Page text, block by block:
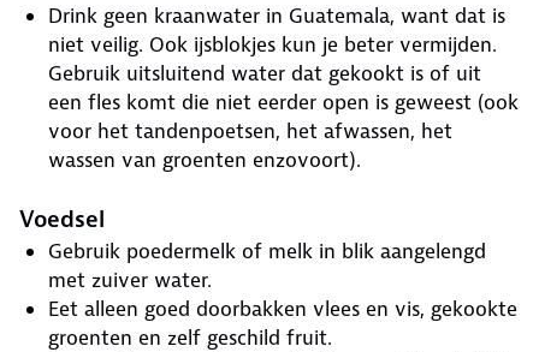
Drink geen kraanwater in Guatemala, want dat is
niet veilig. Ook ijsblokjes kun je beter vermijden.
Gebruik uitsluitend water dat gekookt is of uit
een fles komt die niet eerder open is geweest (ook
voor het tandenpoetsen, het afwassen, het
wassen van groenten enzovoort).
Voedsel
Gebruik poedermelk of melk in blik aangelengd
met zuiver water.
Eet alleen goed doorbakken vlees en vis, gekookte
groenten en zelf geschild fruit.